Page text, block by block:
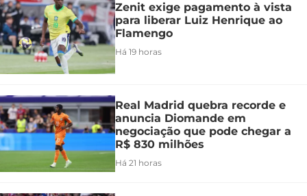
Zenit exige pagamento à vista
para liberar Luiz Henrique ao
Flamengo
Há 19 horas
Real Madrid quebra recorde e
anuncia Diomande em
negociação que pode chegar a
R$ 830 milhões
Há 21 horas